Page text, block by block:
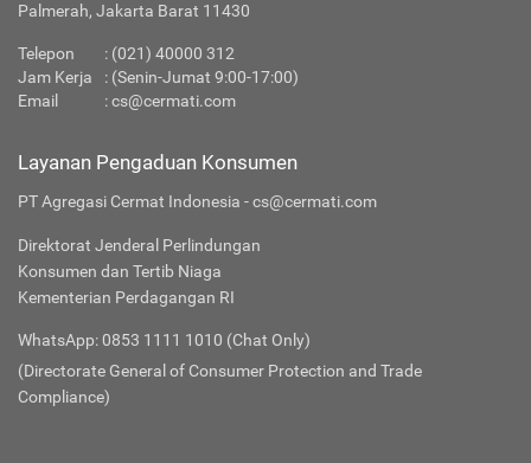
Palmerah, Jakarta Barat 11430
Telepon : (021) 40000 312
Jam Kerja
: (Senin-Jumat 9:00-17:00)
Email
:cs@cermati.com
Layanan Pengaduan Konsumen
PT Agregasi Cermat Indonesia - cs@cermati.com
Direktorat Jenderal Perlindungan
Konsumen dan Tertib Niaga
Kementerian Perdagangan RI
WhatsApp: 0853 1111 1010 (Chat Only)
(Directorate General of Consumer Protection and Trade
Compliance)